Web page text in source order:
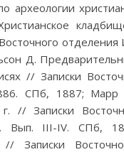
отделения
Д.
// Записки
СПб, 1887;
// Записки
Вып. III-IV. СПб,
Записки